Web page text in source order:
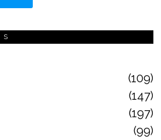
109
147
197
99